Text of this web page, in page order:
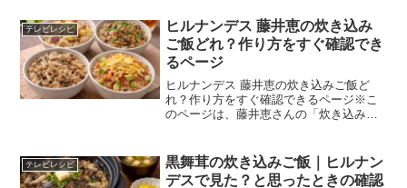
き込みご飯」で検索している方は、 だい
たい次のどれか...
テレビレシピ
ヒルナンデス 藤井恵の炊き込み
ご飯どれ？作り方をすぐ確認でき
るページ
ヒルナンデス 藤井恵の炊き込みご飯ど
れ？作り方をすぐ確認できるページ※こ
のページは、藤井恵さんの「炊き込みご
ルナンデス 藤井恵 炊き込みご飯」で検索
すると、レシピが複数...
テレビレシピ
黒舞茸の炊き込みご飯｜ヒルナン
デスで見た？と思ったときの確認